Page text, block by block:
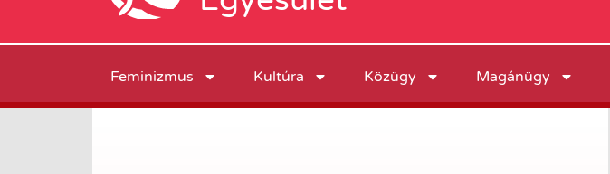
Feminizmus Kultúra Közügy Magánügy